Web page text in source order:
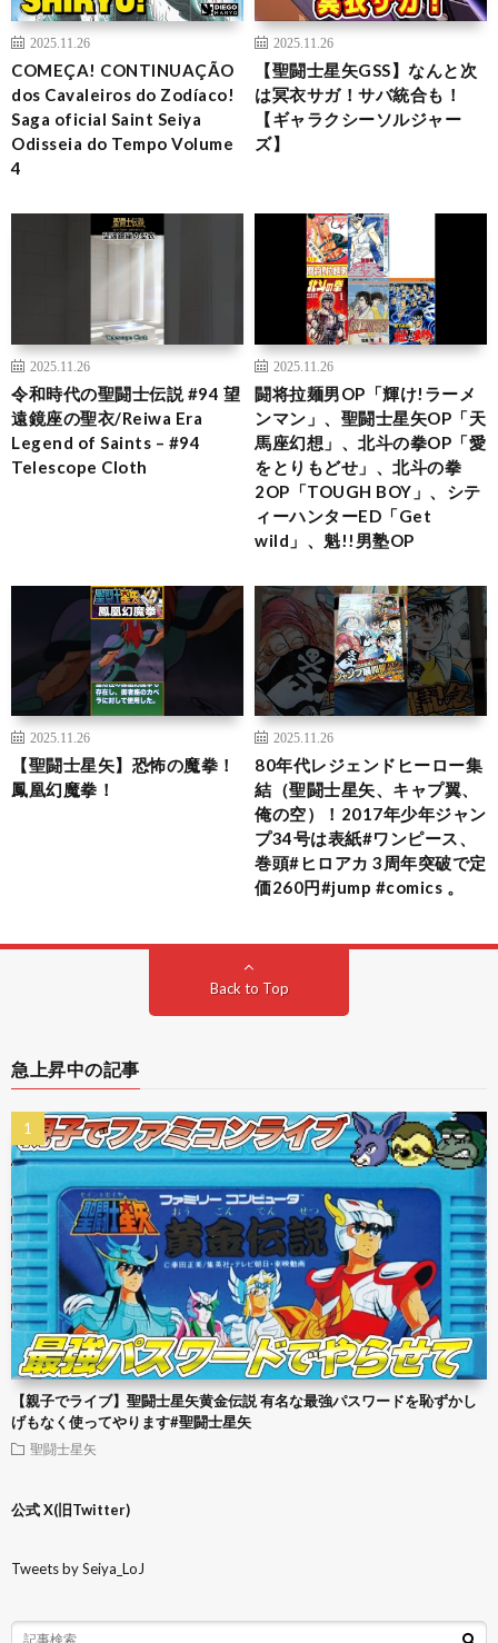
2025.11.26
COMEÇA! CONTINUAÇÃO
dos Cavaleiros do Zodíaco!
Saga oficial Saint Seiya
Odisseia do Tempo Volume
4
2025.11.26
【聖闘士星矢GSS】なんと次
は冥衣サガ！サバ統合も！
【ギャラクシーソルジャー
ズ】
2025.11.26
令和時代の聖闘士伝説 #94 望
遠鏡座の聖衣/Reiwa Era
Legend of Saints – #94
Telescope Cloth
2025.11.26
闘将拉麺男OP「輝け!ラーメ
ンマン」、聖闘士星矢OP「天
馬座幻想」、北斗の拳OP「愛
をとりもどせ」、北斗の拳
2OP「TOUGH BOY」、シテ
ィーハンターED「Get
wild」、魁!!男塾OP
2025.11.26
【聖闘士星矢】恐怖の魔拳！
鳳凰幻魔拳！
2025.11.26
80年代レジェンドヒーロー集
結（聖闘士星矢、キャプ翼、
俺の空）！2017年少年ジャン
プ34号は表紙#ワンピース、
巻頭#ヒロアカ 3周年突破で定
価260円#jump #comics 。
Back to Top
急上昇中の記事
【親子でライブ】聖闘士星矢黄金伝説 有名な最強パスワードを恥ずかし
げもなく使ってやります#聖闘士星矢
聖闘士星矢
公式 X(旧Twitter)
Tweets by Seiya_LoJ